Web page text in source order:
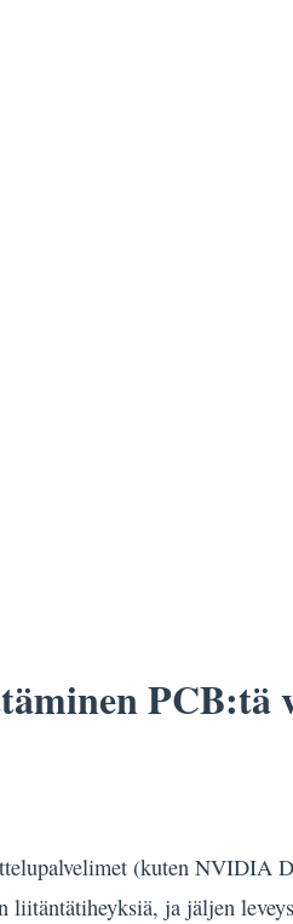
PCB:tä
(kuten NVIDIA
ja jäljen